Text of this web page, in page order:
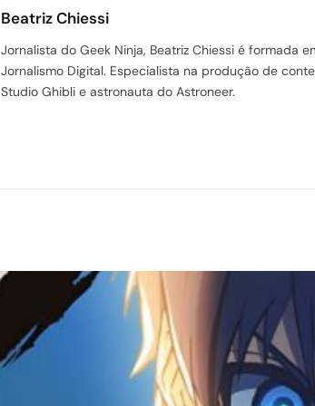
Beatriz Chiessi
Jornalista do Geek Ninja, Beatriz Chiessi é formada
Jornalismo Digital. Especialista na produção de
Studio Ghibli e astronauta do Astroneer.